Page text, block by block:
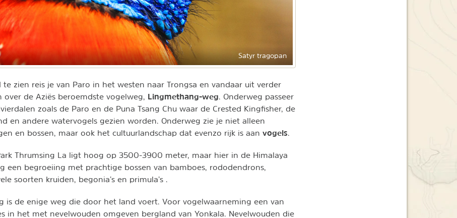
Satyr tragopan
te zien reis je van Paro in het westen naar Trongsa en vandaar uit verder
over de Aziës beroemdste vogelweg, Lingmethang-weg . Onderweg passeer
zoals de Paro en de Puna Tsang Chu waar de Crested Kingfisher, de
en andere watervogels gezien worden. Onderweg zie je niet alleen
en bossen, maar ook het cultuurlandschap dat evenzo rijk is aan vogels
Thrumsing La ligt hoog op 3500-3900 meter, maar hier in de Himalaya
een begroeiing met prachtige bossen van bamboes, rododendrons,
soorten kruiden, begonia’s en primula’s .
is de enige weg die door het land voert. Voor vogelwaarneming een van
in het met nevelwouden omgeven bergland van Yonkala. Nevelwouden die